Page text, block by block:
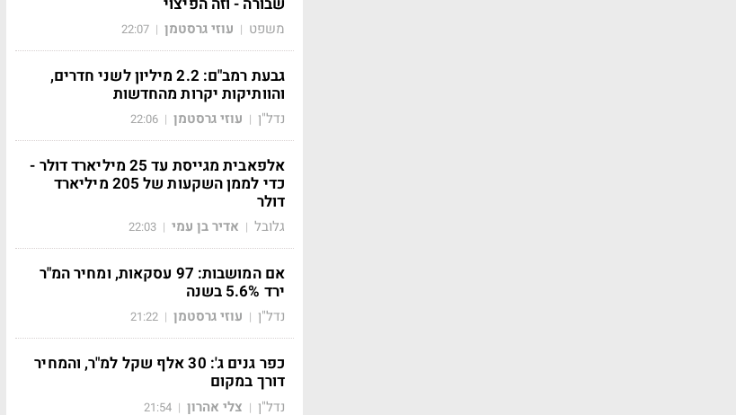
משפט | עוזי גרסטמן |
22:07
גבעת רמב"ם: 2.2 מיליון לשני חדרים,
והוותיקות יקרות מהחדשות
נדל"ן | עוזי גרסטמן |
22:06
אלפאבית מגייסת עד 25 מיליארד דולר -
כדי לממן השקעות של 205 מיליארד
דולר
גלובל | אדיר בן עמי |
22:03
אם המושבות: 97 עסקאות, ומחיר המ"ר
ירד 5.6% בשנה
נדל"ן | עוזי גרסטמן |
21:22
כפר גנים ג': 30 אלף שקל למ"ר, והמחיר
דורך במקום
נדל"ן | צלי אהרון |
21:54